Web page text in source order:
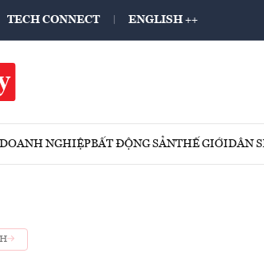
TECH CONNECT ENGLISH ++
NGHIỆPBẤT ĐỘNG SẢNTHẾ GIỚIDÂN